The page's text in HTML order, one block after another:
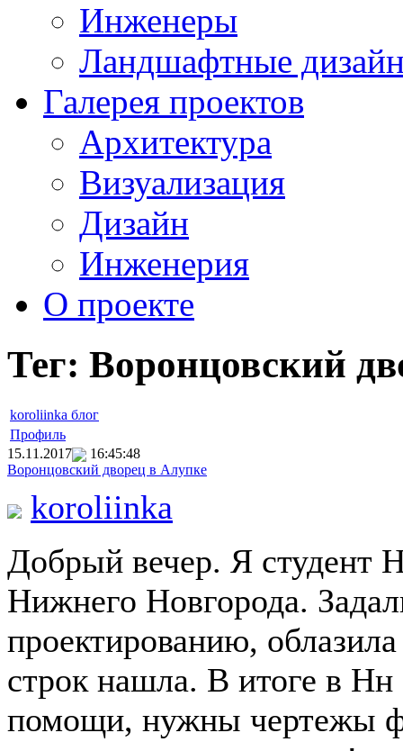
Инженеры
Ландшафтные
Галерея проектов
Архитектура
Визуализация
Дизайн
Инженерия
О проекте
Тег: Воронцовский
koroliinka блог
Профиль
15.11.2017
16:45:48
Воронцовский дворец в Алупке
koroliinka
Добрый вечер. Я студент
Нижнего Новгорода.
проектированию,
строк нашла. В итоге в
помощи, нужны чертежы